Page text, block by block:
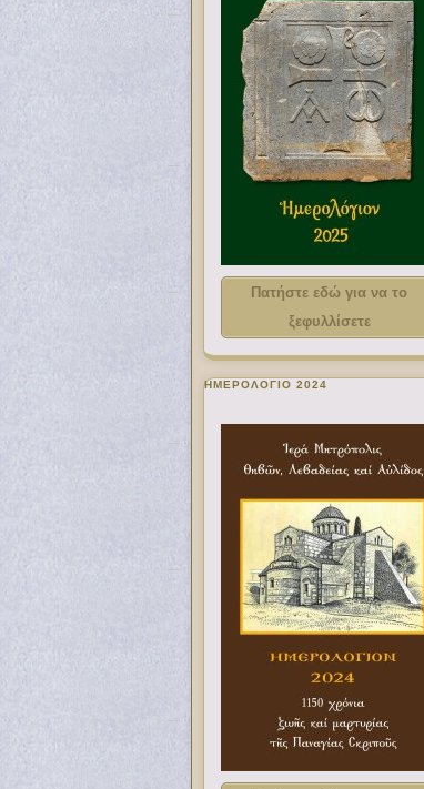
Πατήστε εδώ για να το
ξεφυλλίσετε
ΗΜΕΡΟΛΟΓΙΟ 2024